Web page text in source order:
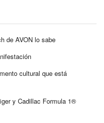
de AVON lo sabe
cultural que está
y Cadillac Formula 1®